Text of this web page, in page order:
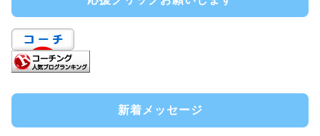
新着メッセージ